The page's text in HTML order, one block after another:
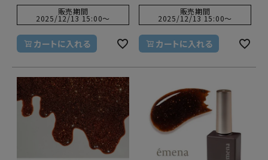
販売期間
2025/12/13 15:00〜
カートに入れる
販売期間
2025/12/13 15:00〜
カートに入れる